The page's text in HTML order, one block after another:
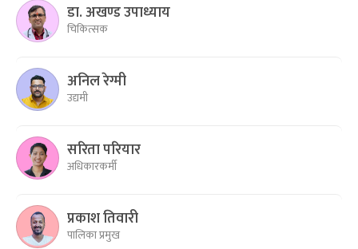
डा. अखण्ड उपाध्याय
चिकित्सक
अनिल रेग्मी
उद्यमी
सरिता परियार
अधिकारकर्मी
प्रकाश तिवारी
पालिका प्रमुख